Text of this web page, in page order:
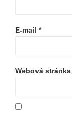
E-mail *
Webová stránka